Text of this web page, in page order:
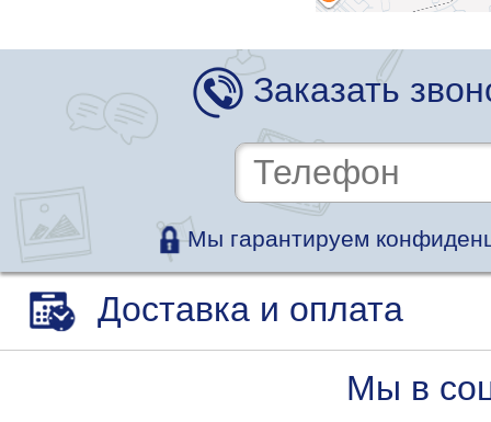
Заказать
Мы гарантируем
Доставка и оплата
Мы в